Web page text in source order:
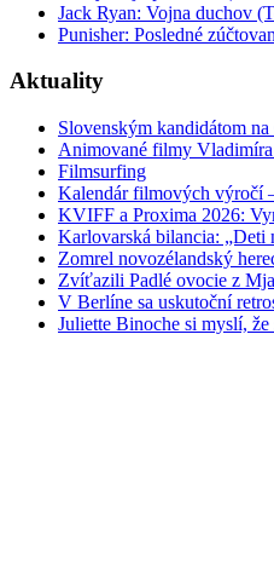
Jack Ryan: Vojna duchov
Punisher: Posledné
Aktuality
Slovenským kandidátom
Animované filmy
Filmsurfing
Kalendár filmových výročí
KVIFF a Proxima 2026:
Karlovarská bilancia:
Zomrel novozélandský
Zvíťazili Padlé ovocie z
V Berlíne sa uskutoční
Juliette Binoche si myslí,